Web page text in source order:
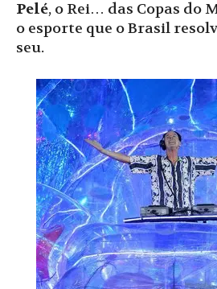
Pelé, o Rei… das Copas do
o esporte que o Brasil
seu.